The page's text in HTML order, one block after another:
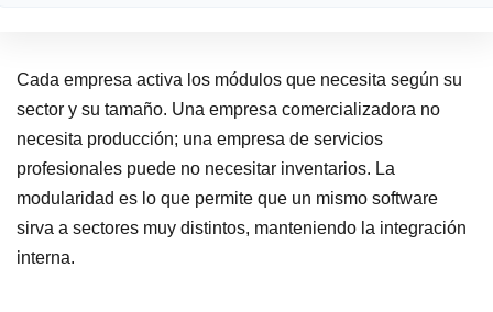
Cada empresa activa los módulos que necesita según su
sector y su tamaño. Una empresa comercializadora no
necesita producción; una empresa de servicios
profesionales puede no necesitar inventarios. La
modularidad es lo que permite que un mismo software
sirva a sectores muy distintos, manteniendo la integración
interna.